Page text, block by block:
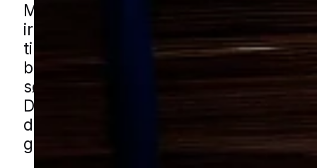
Myrer kan hurtigt gå fra at være et
irritationsmoment til et problem, der
tilbage igen og igen. De finder ofte vej
boliger, terrasser og småbygninger,
søger efter varme, ro og let adgang til
Derfor oplever mange, at problemet
diskret og senere breder sig til flere
grunden, hvis det ikke bliver